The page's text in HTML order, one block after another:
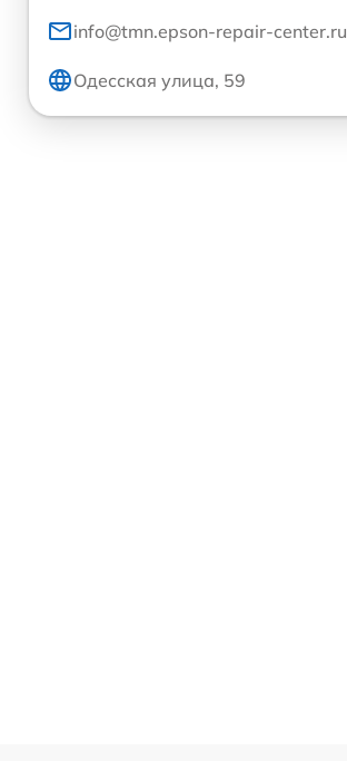
info@tmn.epson-repair-center.ru
Одесская улица, 59